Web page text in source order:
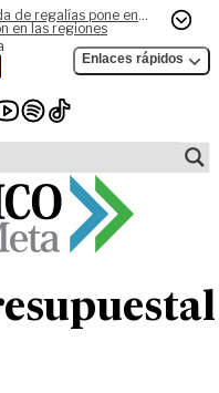
de regalías pone en
en las regiones
Enlaces rápidos